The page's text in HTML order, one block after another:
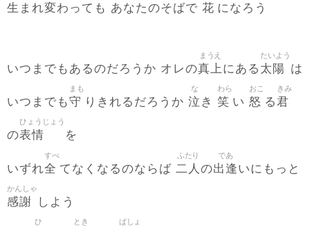
生 まれ変わっても あなたのそばで 花 になろう
いつまでもあるのだろうか オレの真上
まうえ
にある 太陽
たいよう
は
いつまでも守
まも
りきれるだろうか 泣
な
き 笑
わら
い 怒
おこ
る君
きみ
の表情
ひょうじょう
を
いずれ全
すべ
てなくなるのならば 二人
ふたり
の出逢
であ
いにもっと
感謝
かんしゃ
しよう
ひ とき ばしょ